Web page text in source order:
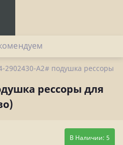
2902430-А2# подушка рессоры
рессоры для
В Наличии: 5